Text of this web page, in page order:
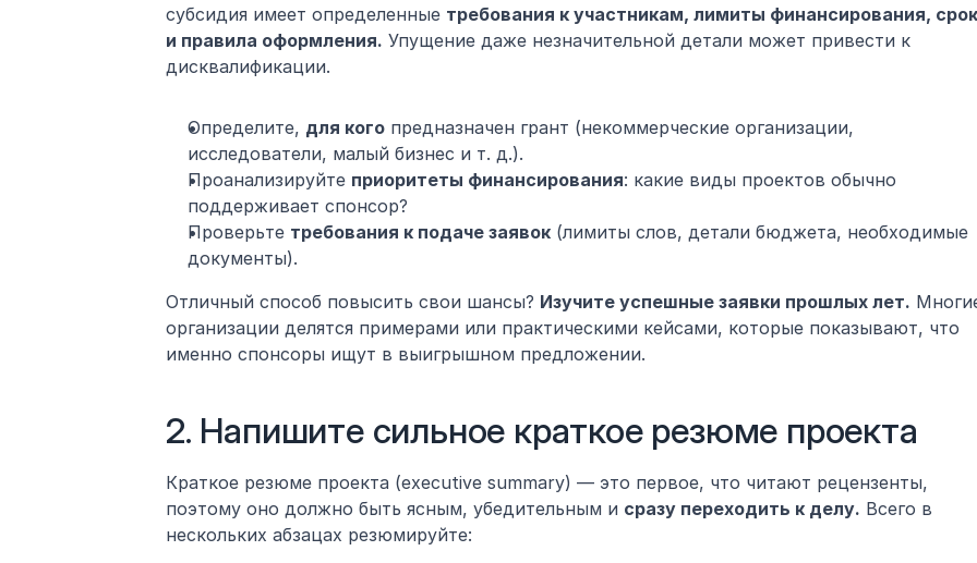
субсидия имеет определенные требования к участникам, лимиты финансирования,
и правила оформления. Упущение даже незначительной детали может привести к
дисквалификации.
Определите, для кого предназначен грант (некоммерческие организации,
исследователи, малый бизнес и т. д.).
Проанализируйте приоритеты финансирования: какие виды проектов обычно
поддерживает спонсор?
Проверьте требования к подаче заявок (лимиты слов, детали бюджета, необходимые
документы).
Отличный способ повысить свои шансы? Изучите успешные заявки прошлых лет.
организации делятся примерами или практическими кейсами, которые показывают, что
именно спонсоры ищут в выигрышном предложении.
2. Напишите сильное краткое резюме проекта
Краткое резюме проекта (executive summary) — это первое, что читают рецензенты,
поэтому оно должно быть ясным, убедительным и сразу переходить к делу. Всего в
нескольких абзацах резюмируйте: